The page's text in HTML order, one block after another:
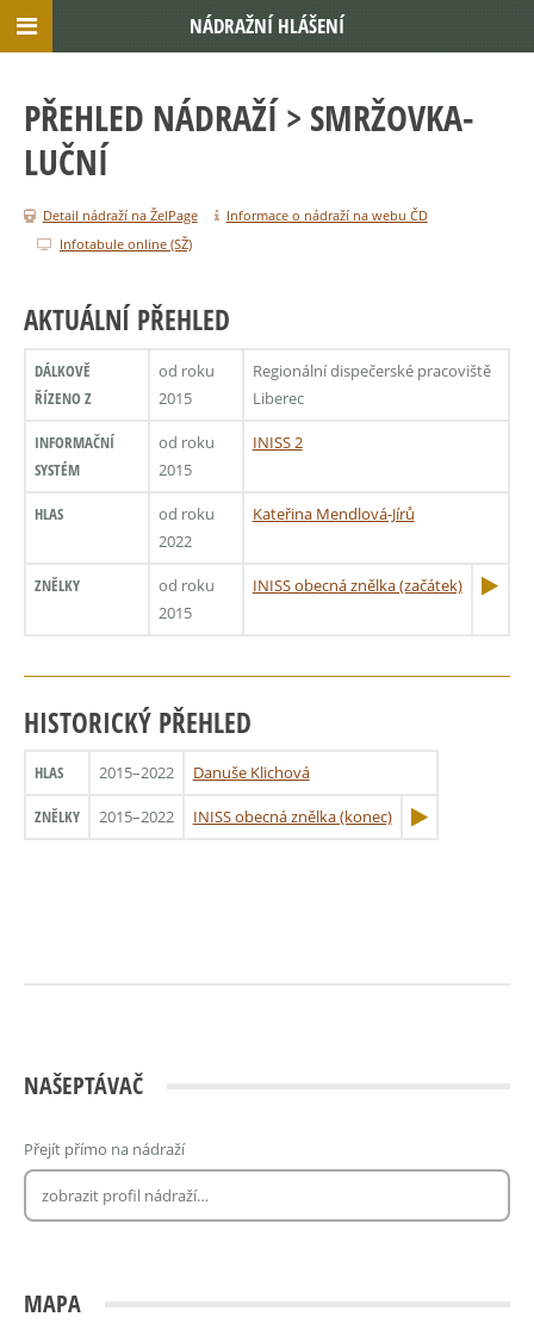
PŘEHLED NÁDRAŽÍ > SMRŽOVKA-
LUČNÍ
Detail nádraží na ŽelPage
Informace o nádraží na webu ČD
Infotabule online (SŽ)
AKTUÁLNÍ PŘEHLED
DÁLKOVĚ
ŘÍZENO Z
od roku
2015
Regionální dispečerské pracoviště
Liberec
INFORMAČNÍ
SYSTÉM
od roku
2015
INISS 2
HLAS
od roku
2022
Kateřina Mendlová-Jírů
ZNĚLKY
od roku
2015
INISS obecná znělka (začátek)
HISTORICKÝ PŘEHLED
HLAS 2015–2022 Danuše Klichová
ZNĚLKY 2015–2022 INISS obecná znělka (konec)
NAŠEPTÁVAČ
Přejít přímo na nádraží
MAPA
NÁDRAŽNÍ HLÁŠENÍ